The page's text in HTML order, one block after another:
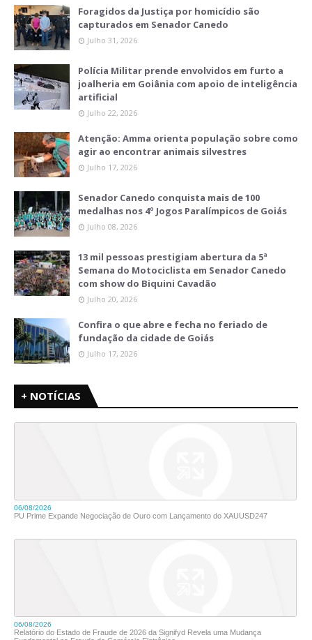
Foragidos da Justiça por homicídio são
capturados em Senador Canedo
Julho 31, 2026
Polícia Militar prende envolvidos em furto a
joalheria em Goiânia com apoio de inteligência
artificial
Julho 22, 2026
Atenção: Amma orienta população sobre como
agir ao encontrar animais silvestres
Julho 17, 2026
Senador Canedo conquista mais de 100
medalhas nos 4º Jogos Paralímpicos de Goiás
Julho 08, 2026
13 mil pessoas prestigiam abertura da 5ª
Semana do Motociclista em Senador Canedo
com show do Biquini Cavadão
Julho 20, 2026
Confira o que abre e fecha no feriado de
fundação da cidade de Goiás
Julho 17, 2026
+ NOTÍCIAS